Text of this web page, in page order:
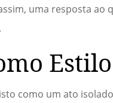
uma resposta ao
como um ato